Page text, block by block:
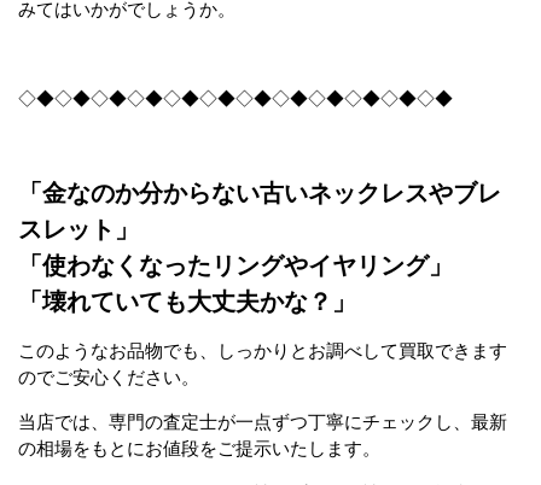
みてはいかがでしょうか。
◇◆◇◆◇◆◇◆◇◆◇◆◇◆◇◆◇◆◇◆◇◆◇◆
「金なのか分からない古いネックレスやブレ
スレット」
「使わなくなったリングやイヤリング」
「壊れていても大丈夫かな？」
このようなお品物でも、しっかりとお調べして買取できます
のでご安心ください。
当店では、専門の査定士が一点ずつ丁寧にチェックし、最新
の相場をもとにお値段をご提示いたします。